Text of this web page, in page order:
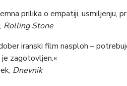
prilika o empatiji, usmiljenju,
Rolling Stone
iranski film nasploh –
zagotovljen.«
Dnevnik